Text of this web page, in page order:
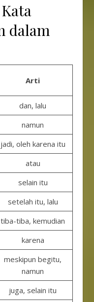
dalam
Arti
dan, lalu
namun
jadi, oleh karena itu
atau
selain itu
setelah itu, lalu
tiba-tiba, kemudian
karena
meskipun begitu,
namun
juga, selain itu